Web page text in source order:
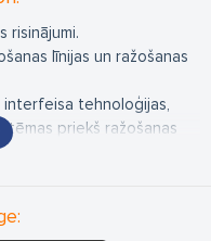
risinājumi.
līnijas un ražošanas
tehnoloģijas,
priekš ražošanas
dažāda veida